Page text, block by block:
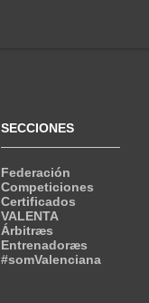
SECCIONES
Federación
Competiciones
Certificados
VALENTA
Árbitræs
Entrenadoræs
#somValenciana